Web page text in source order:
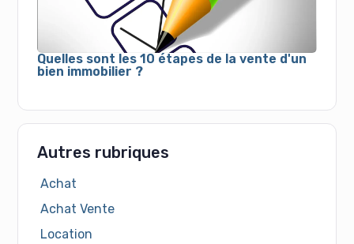
Quelles sont les 10 étapes de la vente d'un
bien immobilier ?
Autres rubriques
Achat
Achat Vente
Location